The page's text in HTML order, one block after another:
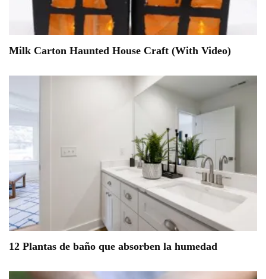
Milk Carton Haunted House Craft (With Video)
12 Plantas de baño que absorben la humedad